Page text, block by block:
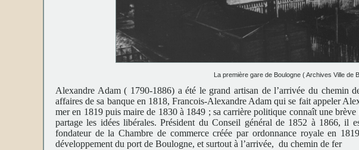
La première gare de Boulogne ( Archives Ville de
Alexandre Adam ( 1790-1886) a été le grand artisan de l’arrivée du chemin
affaires de sa banque en 1818, Francois-Alexandre Adam qui se fait appeler
mer en 1819 puis maire de 1830 à 1849 ; sa carrière politique connaît une
partage les idées libérales. Président du Conseil général de 1852 à 1866, il
fondateur de la Chambre de commerce créée par ordonnance royale en
développement du port de Boulogne, et surtout à l’arrivée, du chemin de fer